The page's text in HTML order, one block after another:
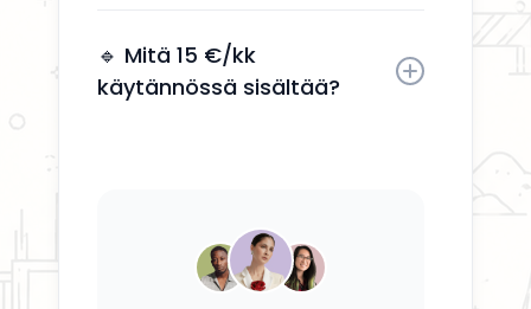
ja kuvauksesi milloin tahansa.
🔹 Mitä 15 €/kk
käytännössä sisältää?